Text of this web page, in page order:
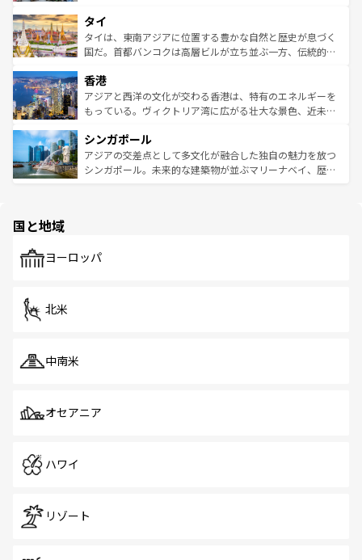
リティに包まれながら、韓国の多彩な魅力を心ゆくまで味
わってみてほしい。 なお、新着の韓国情報はコンテンツ一
覧を参照してほしい。
急速な発展と共に伝統が息づく。ハノイの古い町並みやホ
ーチミン市のフランス統治時代の建物も、独特の雰囲気を
醸し出している。また、バラエティの豊かさとおいしさで
とつ。フォーやバインミー、ベトナムコーヒーなどは、ぜ
ひ現地で味わいたい。どの地域を訪れてもあたたかい人々
が旅行者を迎えてくれるので、きっと忘れられない旅にな
参照してほしい。
タイ
タイは、東南アジアに位置する豊かな自然と歴史が息づく
国だ。首都バンコクは高層ビルが立ち並ぶ一方、伝統的な
の活気が交差している。北部ではチェンマイなどの山岳地
帯で自然と触れ合い、南部ではプーケットやクラビの美し
いビーチでリゾート気分を楽しむことができる。タイ料理
激する。気候は一年中温暖で、どの季節にも異なる楽しみ
が待っている。親しみやすいタイの人々、仏教を中心とし
た文化、そして多様な観光資源が、訪れる旅人を魅了し続
香港
アジアと西洋の文化が交わる香港は、特有のエネルギーを
もっている。ヴィクトリア湾に広がる壮大な景色、近未来
み、どこを訪れても感動するはず。観光スポットが密集し
ており、効率よく見どころを回れるのも魅力。息をのむよ
うな絶景から文化的な体験まで、香港を存分に楽しみ尽く
シンガポール
アジアの交差点として多文化が融合した独自の魅力を放つ
シンガポール。未来的な建築物が並ぶマリーナベイ、歴史
で、ホーカーズは地元の風情を楽しめる外せないスポット
国と地域
ヨーロッパ
北米
中南米
オセアニア
ハワイ
リゾート